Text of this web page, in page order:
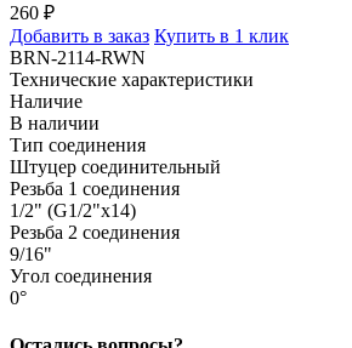
260 ₽
Добавить в заказ Купить в 1 клик
BRN-2114-RWN
Технические характеристики
Наличие
В наличии
Тип соединения
Штуцер соединительный
Резьба 1 соединения
1/2" (G1/2"x14)
Резьба 2 соединения
9/16"
Угол соединения
0°